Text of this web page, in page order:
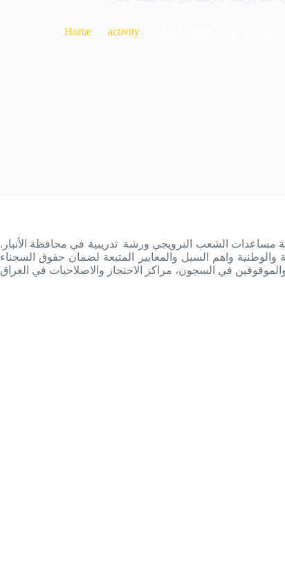
Home activity
الشعب النرويجي ورشة تدريبية في محافظة الأنبار.
القوانين الدولية والوطنية واهم السبل والمعايير المتبعة لضمان حقوق السجناء